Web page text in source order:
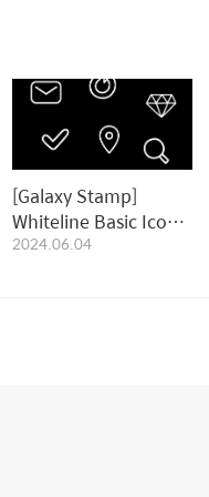
[Galaxy Stamp]
Whiteline Basic Icon
Stamp｜화이트라인 기
2024.06.04